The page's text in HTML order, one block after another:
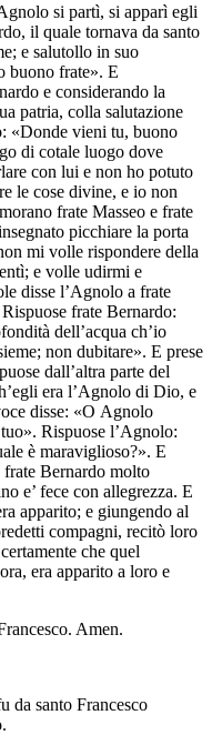
si partì, si apparì egli
il quale tornava da santo
e salutollo in suo
buono frate». E
e considerando la
patria, colla salutazione
«Donde vieni tu, buono
di cotale luogo dove
con lui e non ho potuto
le cose divine, e io non
frate Masseo e frate
picchiare la porta
mi volle rispondere della
e volle udirmi e
disse l’Agnolo a frate
frate Bernardo:
dell’acqua ch’io
non dubitare». E prese
dall’altra parte del
era l’Agnolo di Dio, e
disse: «O Agnolo
Rispuose l’Agnolo:
è maraviglioso?». E
frate Bernardo molto
e’ fece con allegrezza. E
apparito; e giungendo al
compagni, recitò loro
che quel
era apparito a loro e
Amen.
da santo Francesco